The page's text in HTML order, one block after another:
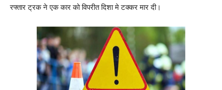
रफ्तार ट्रक ने एक कार को विपरीत दिशा मे टक्कर मार दी।